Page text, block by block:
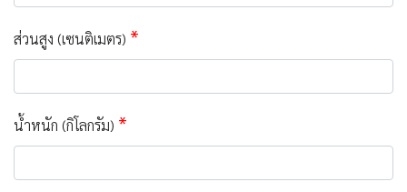
ส่วนสูง (เซนติเมตร) *
น้ำหนัก (กิโลกรัม) *